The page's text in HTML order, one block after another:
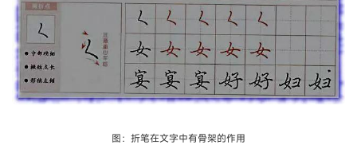
图：折笔在文字中有骨架的作用